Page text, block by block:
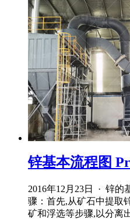
锌基本流程图
2016年12月23日 · 锌的
骤：首先,从矿石中提取
矿和浮选等步骤,以分离